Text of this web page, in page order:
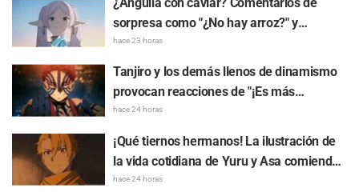
"Una canción de personaje en una obra de
época en plena era Reiwa"
sorpresa como "¿No hay arroz?" y
reacciones que dicen "Comerla a la
parrilla sin salsa es de verdaderos
conocedores" ante la publicación de
"Frieren: Más allá del final del viaje"
hace 23 horas
Tanjiro y los demás llenos de dinamismo
provocan reacciones de "¡Es más
deslumbrante que en la pantalla!": El
cartel gigante de "Demon Slayer: Kimetsu
no Yaiba - Castillo Infinito" aparece en
Ikebukuro y genera una gran repercusión
hace 24 horas
¡Qué tiernos hermanos! La ilustración de
la vida cotidiana de Yuru y Asa comiendo
raspados en "Daemons of the Shadow
hace 24 horas